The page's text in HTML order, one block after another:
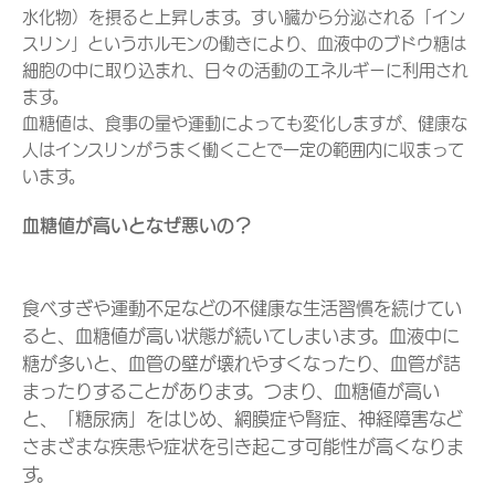
水化物）を摂ると上昇します。すい臓から分泌される「イン
スリン」というホルモンの働きにより、血液中のブドウ糖は
細胞の中に取り込まれ、日々の活動のエネルギーに利用され
ます。
血糖値は、食事の量や運動によっても変化しますが、健康な
人はインスリンがうまく働くことで一定の範囲内に収まって
います。
血糖値が高いとなぜ悪いの？
食べすぎや運動不足などの不健康な生活習慣を続けてい
ると、血糖値が高い状態が続いてしまいます。血液中に
糖が多いと、血管の壁が壊れやすくなったり、血管が詰
まったりすることがあります。つまり、血糖値が高い
と、「糖尿病」をはじめ、網膜症や腎症、神経障害など
さまざまな疾患や症状を引き起こす可能性が高くなりま
す。